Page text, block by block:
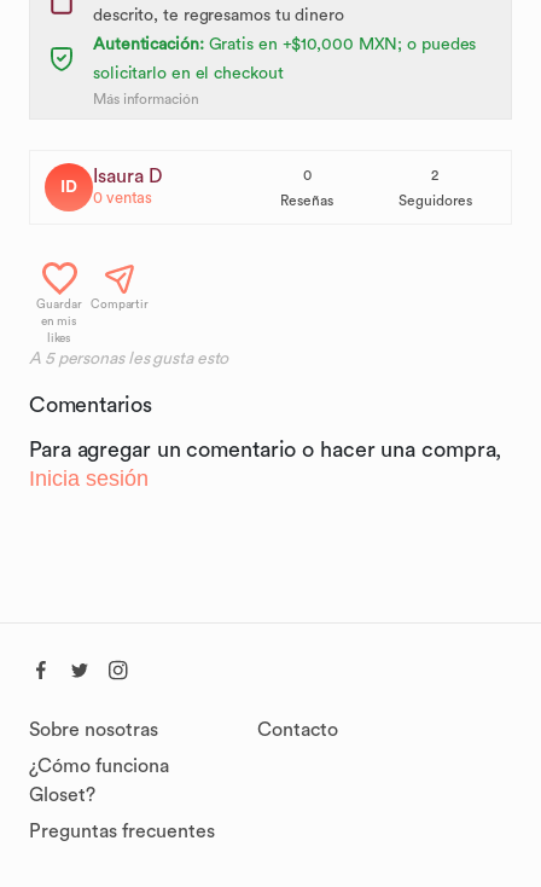
descrito, te regresamos tu dinero
Autenticación:Gratis en +$10,000 MXN; o puedes
solicitarlo en el checkout
Más información
ID Isaura D
0ventas
0
Reseñas
2
Seguidores
Guardar
en mis
likes
Compartir
A 5personas les gusta esto
Comentarios
Para agregar un comentario o hacer una compra,
Inicia sesión
Sobre nosotras
¿Cómo funciona
Gloset?
Preguntas frecuentes
Contacto